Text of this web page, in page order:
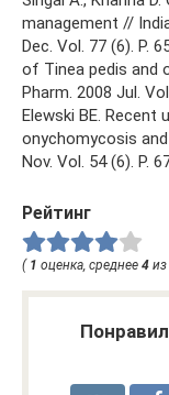
Рейтинг
( 1 оценка, среднее 4 из